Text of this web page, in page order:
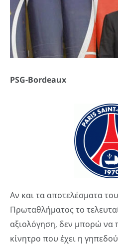
PSG-Bordeaux
Αν και τα αποτελέσματα
Πρωταθλήματος το
αξιολόγηση, δεν μπορώ να
κίνητρο που έχει η